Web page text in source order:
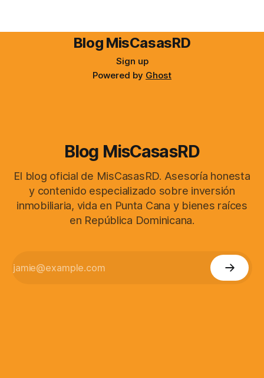
Blog MisCasasRD
Sign up
Powered by Ghost
Blog MisCasasRD
El blog oficial de MisCasasRD. Asesoría honesta
y contenido especializado sobre inversión
inmobiliaria, vida en Punta Cana y bienes raíces
en República Dominicana.